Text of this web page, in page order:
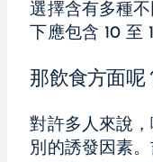
選擇含有多種
下應包含 10 至
那飲食方面呢
對許多人來說
別的誘發因素